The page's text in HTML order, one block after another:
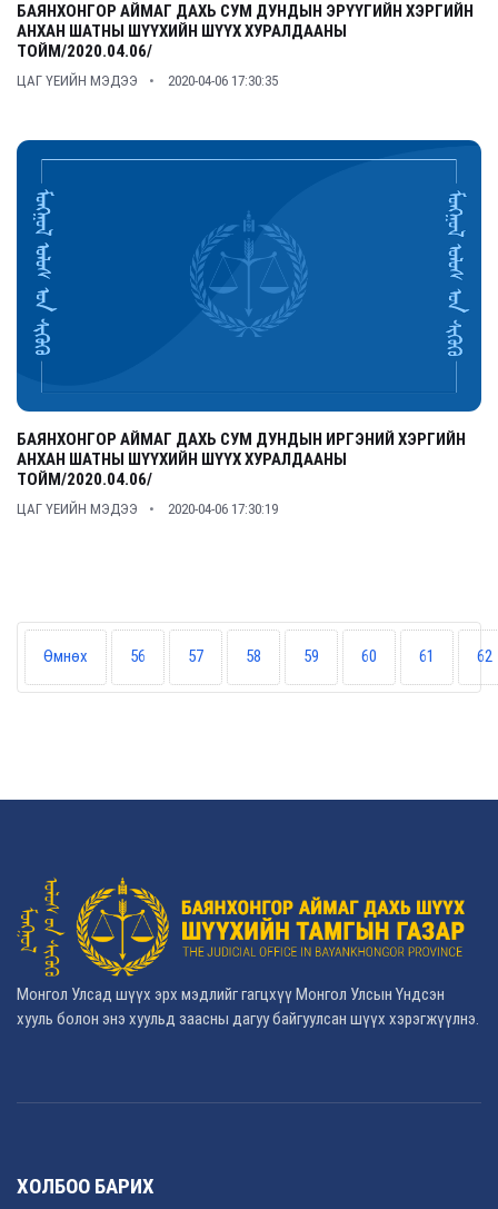
БАЯНХОНГОР АЙМАГ ДАХЬ СУМ ДУНДЫН ЭРҮҮГИЙН ХЭРГИЙН
АНХАН ШАТНЫ ШҮҮХИЙН ШҮҮХ ХУРАЛДААНЫ
ТОЙМ/2020.04.06/
ЦАГ ҮЕИЙН МЭДЭЭ 2020-04-06 17:30:35
БАЯНХОНГОР АЙМАГ ДАХЬ СУМ ДУНДЫН ИРГЭНИЙ ХЭРГИЙН
АНХАН ШАТНЫ ШҮҮХИЙН ШҮҮХ ХУРАЛДААНЫ
ТОЙМ/2020.04.06/
ЦАГ ҮЕИЙН МЭДЭЭ 2020-04-06 17:30:19
Өмнөх 56 57 58 59 60 61 62
Монгол Улсад шүүх эрх мэдлийг гагцхүү Монгол Улсын Үндсэн
хууль болон энэ хуульд заасны дагуу байгуулсан шүүх хэрэгжүүлнэ.
ХОЛБОО БАРИХ